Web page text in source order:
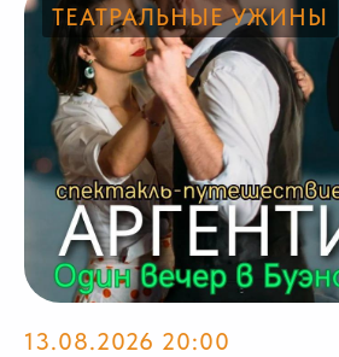
ТЕАТРАЛЬНЫЕ УЖИНЫ
13.08.2026 20:00